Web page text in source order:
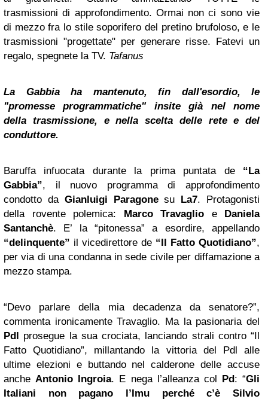
trasmissioni di approfondimento. Ormai non ci sono vie
di mezzo fra lo stile soporifero del pretino brufoloso, e le
trasmissioni "progettate" per generare risse. Fatevi un
regalo, spegnete la TV. Tafanus
La Gabbia ha mantenuto, fin dall'esordio, le
"promesse programmatiche" insite già nel nome
della trasmissione, e nella scelta delle rete e del
conduttore.
Baruffa infuocata durante la prima puntata de “La
Gabbia”, il nuovo programma di approfondimento
condotto da Gianluigi Paragonesu La7. Protagonisti
della rovente polemica: Marco Travaglio e Daniela
Santanchè. E’ la “pitonessa” a esordire, appellando
“delinquente” il vicedirettore de “Il Fatto Quotidiano”,
per via di una condanna in sede civile per diffamazione a
mezzo stampa.
“Devo parlare della mia decadenza da senatore?”,
commenta ironicamente Travaglio. Ma la pasionaria del
Pdl prosegue la sua crociata, lanciando strali contro “Il
Fatto Quotidiano”, millantando la vittoria del Pdl alle
ultime elezioni e buttando nel calderone delle accuse
ancheAntonio Ingroia. E nega l’alleanza col Pd: “Gli
Italiani non pagano l’Imu perché c’è Silvio